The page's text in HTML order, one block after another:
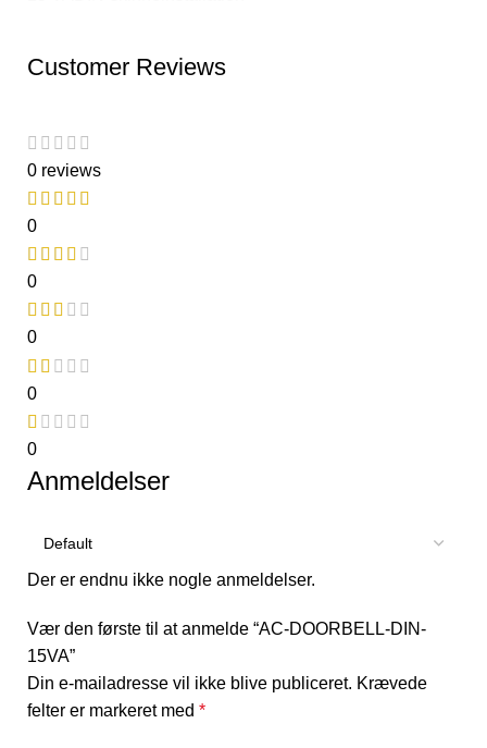
Customer Reviews
0 reviews
0
0
0
0
0
Anmeldelser
Der er endnu ikke nogle anmeldelser.
Vær den første til at anmelde “AC-DOORBELL-DIN-
15VA”
Din e-mailadresse vil ikke blive publiceret. Krævede
felter er markeret med *